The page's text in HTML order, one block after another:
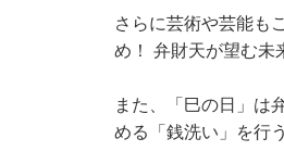
さらに芸術や芸能も
め！ 弁財天が望む未
また、「巳の日」は
める「銭洗い」を行